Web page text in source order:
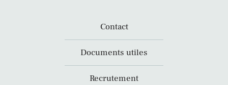
Contact
Documents utiles
Recrutement